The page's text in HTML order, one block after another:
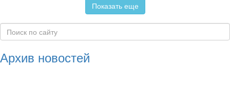
Показать еще
Архив новостей